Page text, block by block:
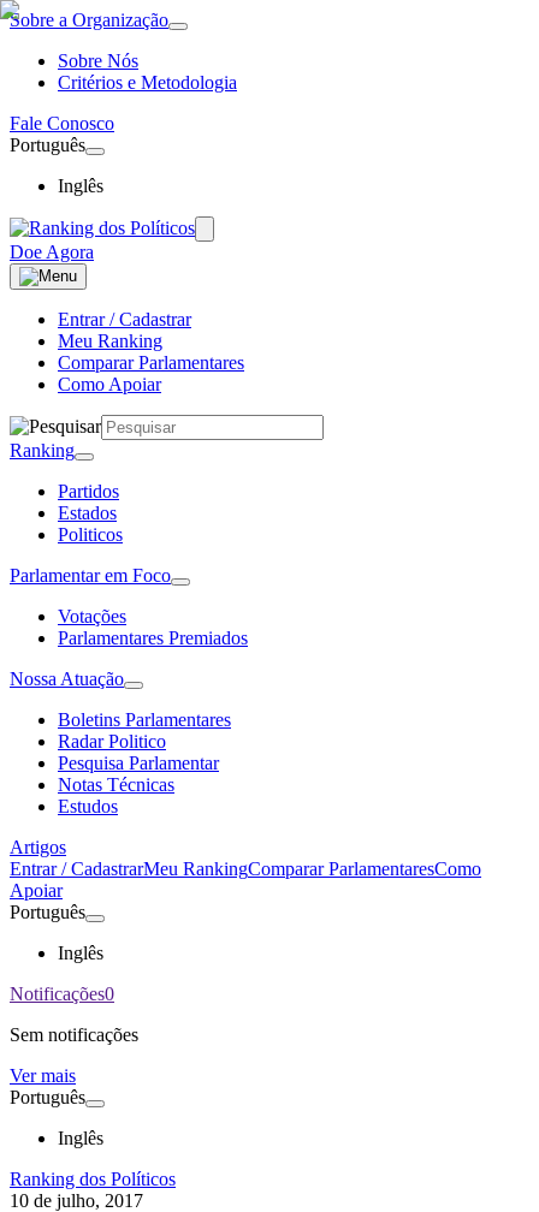
Sobre a Organização
Sobre Nós
Critérios e Metodologia
Fale Conosco
Português
Inglês
Doe Agora
Entrar / Cadastrar
Meu Ranking
Comparar Parlamentares
Como Apoiar
Ranking
Partidos
Estados
Politicos
Parlamentar em Foco
Votações
Parlamentares Premiados
Nossa Atuação
Boletins Parlamentares
Radar Politico
Pesquisa Parlamentar
Notas Técnicas
Estudos
Artigos
Entrar / CadastrarMeu RankingComparar ParlamentaresComo
Apoiar
Português
Inglês
Notificações0
Sem notificações
Ver mais
Português
Inglês
Ranking dos Políticos
10 de julho, 2017